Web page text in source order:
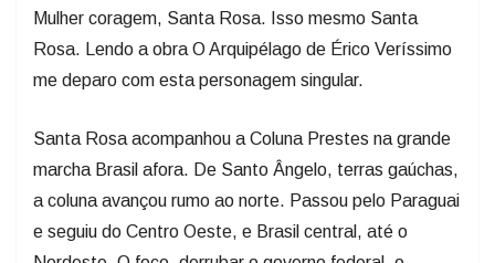
Mulher coragem, Santa Rosa. Isso mesmo Santa
Rosa. Lendo a obra O Arquipélago de Érico Veríssimo
me deparo com esta personagem singular.
Santa Rosa acompanhou a Coluna Prestes na grande
marcha Brasil afora. De Santo Ângelo, terras gaúchas,
a coluna avançou rumo ao norte. Passou pelo Paraguai
e seguiu do Centro Oeste, e Brasil central, até o